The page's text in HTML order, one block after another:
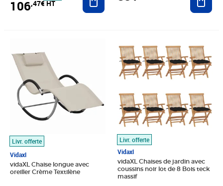
106,47€ HT
Livr. offerte
Vidaxl
vidaXL Chaise longue avec
oreiller Crème Textilène
Livr. offerte
Vidaxl
vidaXL Chaises de jardin avec
coussins noir lot de 8 Bois teck
massif
Prix 449,91€ HT